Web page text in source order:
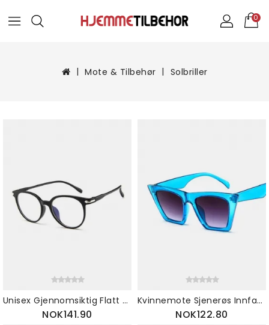
0
Mote & Tilbehør Solbriller
Unisex Gjennomsiktig Flatt Speil Stor Ramme Retro Briller Gradient Flerfarge
NOK141.90
Kvinnemote Sjenerøs Innfatning Multifargede Solbriller Vintage
NOK122.80